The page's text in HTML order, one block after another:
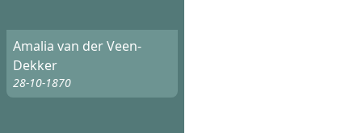
Amalia van der Veen-
Dekker
28-10-1870